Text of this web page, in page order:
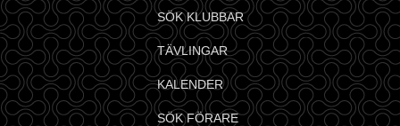
SÖK KLUBBAR
TÄVLINGAR
KALENDER
SÖK FÖRARE